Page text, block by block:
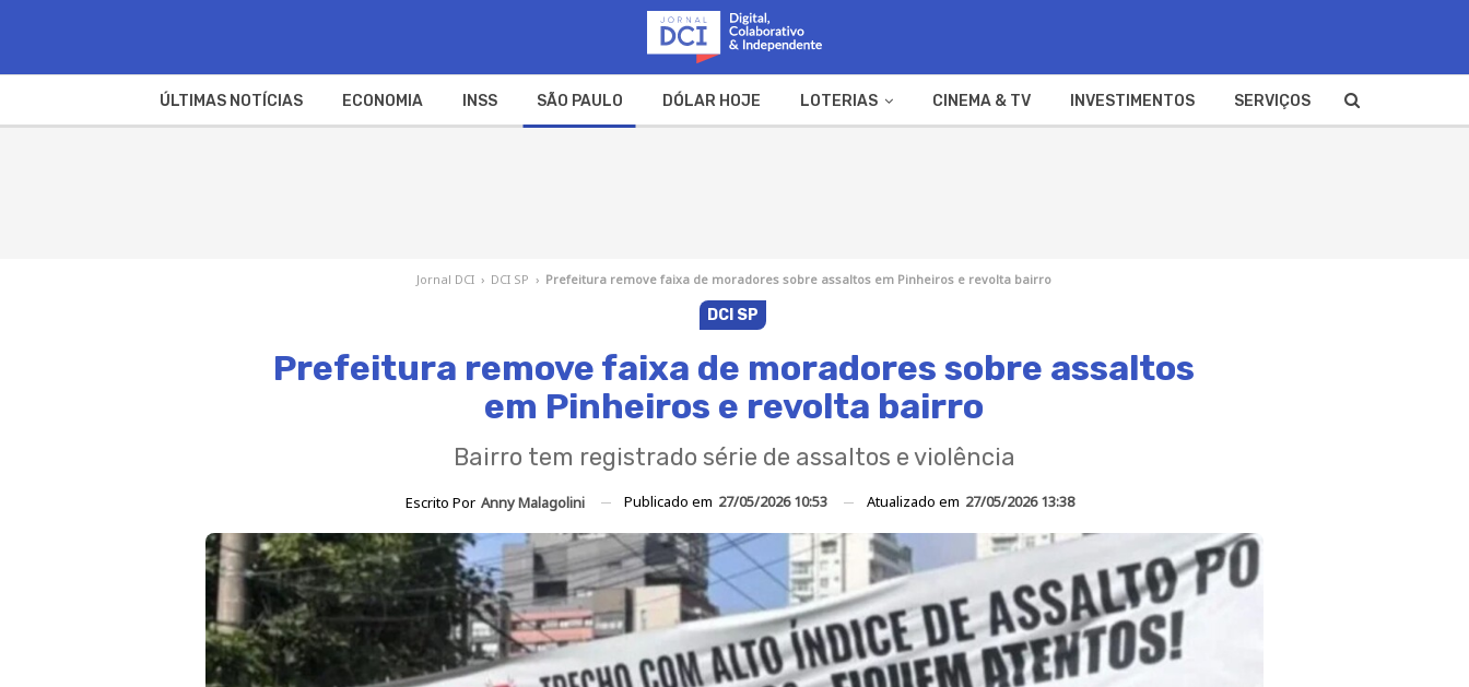
ÚLTIMAS NOTÍCIAS ECONOMIA INSS SÃO PAULO DÓLAR HOJE LOTERIAS CINEMA & TV INVESTIMENTOS SERVIÇOS
Jornal DCI › DCI SP › Prefeitura remove faixa de moradores sobre assaltos em Pinheiros e revolta bairro
DCI SP
Prefeitura remove faixa de moradores sobre assaltos
em Pinheiros e revolta bairro
Bairro tem registrado série de assaltos e violência
Escrito Por Anny Malagolini Publicado em 27/05/2026 10:53 Atualizado em 27/05/2026 13:38